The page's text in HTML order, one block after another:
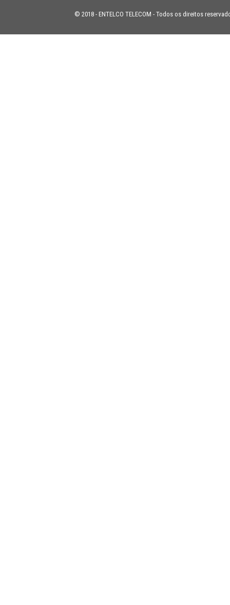
© 2018 - ENTELCO TELECOM - Todos os direitos